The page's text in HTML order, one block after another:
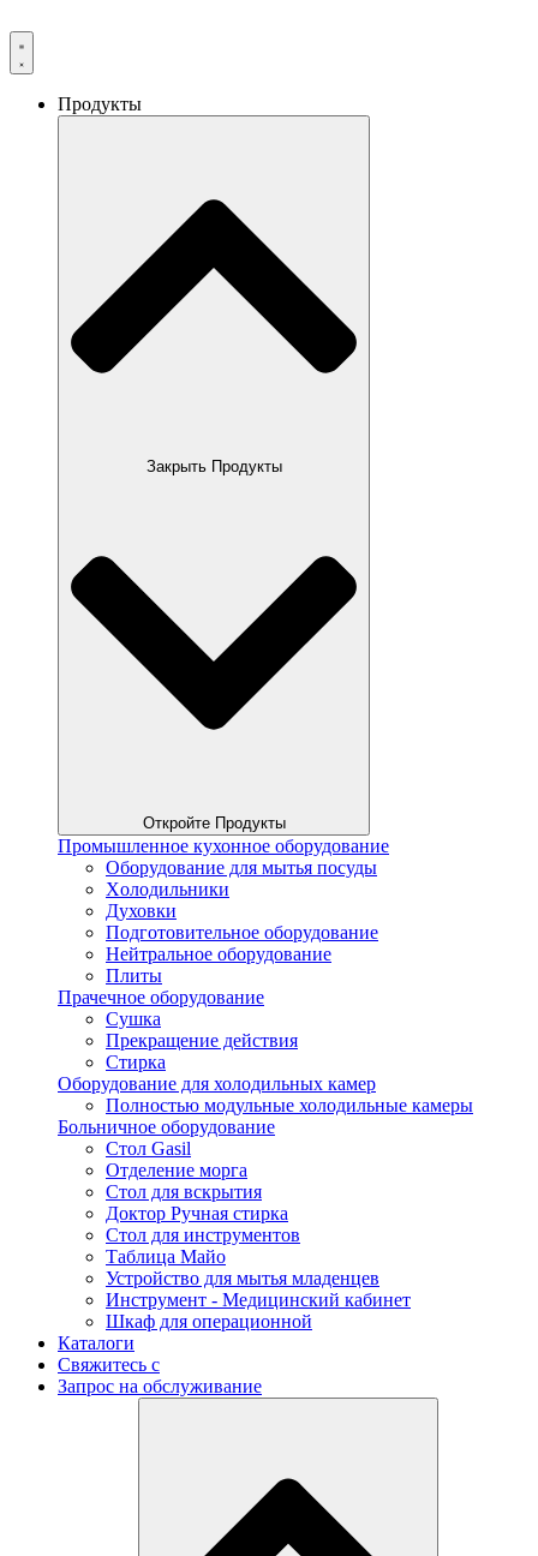
Продукты
Закрыть Продукты
Откройте Продукты
Промышленное кухонное оборудование
Оборудование для мытья посуды
Xолодильники
Духовки
Подготовительное оборудование
Нейтральное оборудование
Плиты
Прачечное оборудование
Сушка
Прекращение действия
Стирка
Оборудование для холодильных камер
Полностью модульные холодильные камеры
Больничное оборудование
Стол Gasil
Отделение морга
Стол для вскрытия
Доктор Ручная стирка
Стол для инструментов
Таблица Майо
Устройство для мытья младенцев
Инструмент - Медицинский кабинет
Шкаф для операционной
Каталоги
Свяжитесь с
Запрос на обслуживание